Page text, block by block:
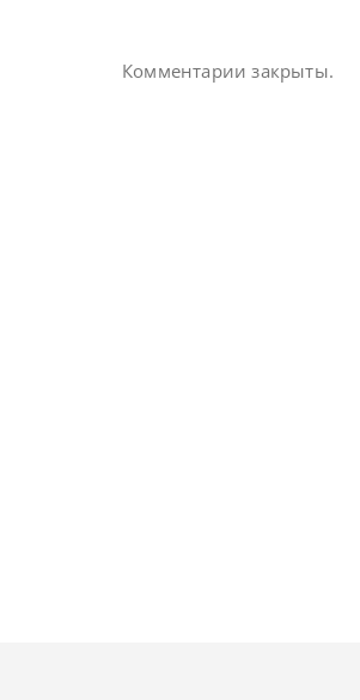
Комментарии закрыты.